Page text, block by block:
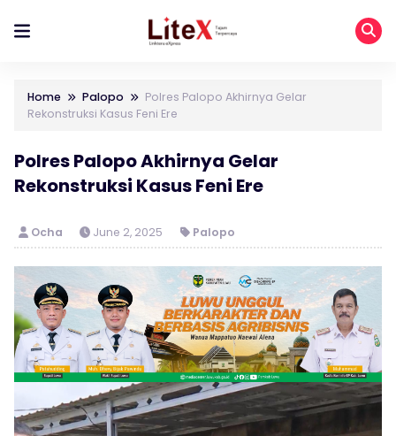
Home Palopo
Polres Palopo Akhirnya Gelar
Rekonstruksi Kasus Feni Ere
Polres Palopo Akhirnya Gelar
Rekonstruksi Kasus Feni Ere
Ocha June 2, 2025 Palopo